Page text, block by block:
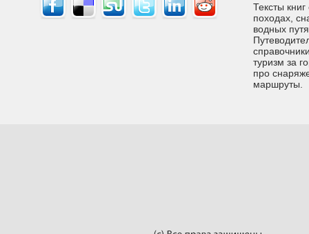
Тексты
походах,
водных
туризм за
про
маршруты.